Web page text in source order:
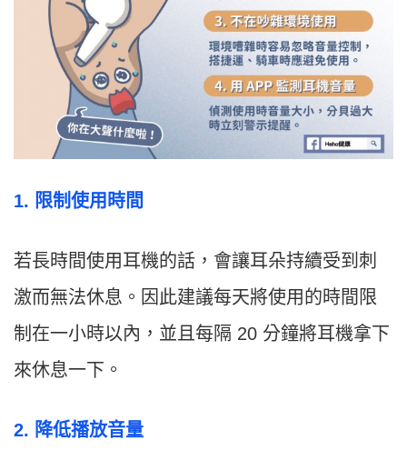
1. 限制使用時間
若長時間使用耳機的話，會讓耳朵持續受到刺
激而無法休息。因此建議每天將使用的時間限
制在一小時以內，並且每隔 20 分鐘將耳機拿下
來休息一下。
2. 降低播放音量